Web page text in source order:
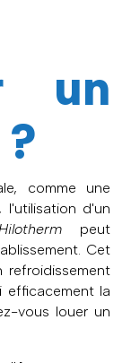
un
comme une
l'utilisation d'un
Hilothermpeut
Cet
efficacement la
vous louer un